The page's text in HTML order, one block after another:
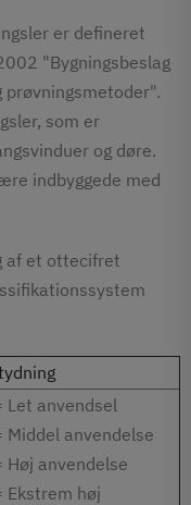
er defineret
"Bygningsbeslag
prøvningsmetoder".
som er
og døre.
indbyggede med
af et ottecifret
Let anvendsel
Middel anvendelse
Høj anvendelse
Ekstrem høj